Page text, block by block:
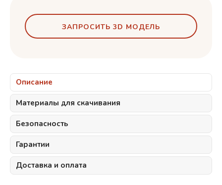
ЗАПРОСИТЬ 3D МОДЕЛЬ
Описание
Материалы для скачивания
Безопасность
Гарантии
Доставка и оплата